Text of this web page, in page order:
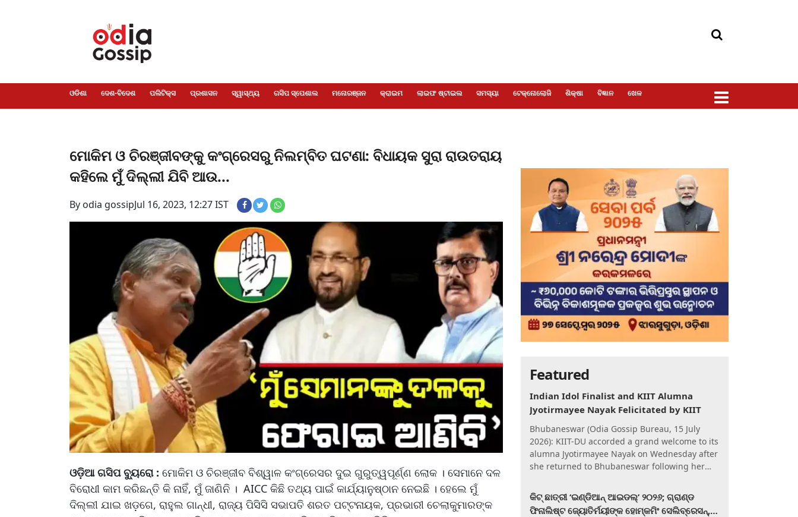
ଓଡିଶା ଦେଶ-ବିଦେଶ ପଲିଟିକ୍ସ ପ୍ରଶାସନ ସ୍ୱାସ୍ଥ୍ୟ ଗସିପ ସ୍ପେଶାଲ ମନୋରଞ୍ଜନ କ୍ରାଇମ ଲାଇଫ ଷ୍ଟାଇଲ ସମସ୍ୟା ଟେକ୍ନୋଲୋଜି ଶିକ୍ଷା ବିଜ୍ଞାନ ଖେଳ
ମୋକିମ ଓ ଚିରଞ୍ଜୀବଙ୍କୁ କଂଗ୍ରେସରୁ ନିଲମ୍ବିତ ଘଟଣା: ବିଧାୟକ ସୁରା ରାଉତରାୟ
କହିଲେ ମୁଁ ଦିଲ୍ଲୀ ଯିବି ଆଉ...
By odia gossipJul 16, 2023, 12:27 IST
ଓଡ଼ିଆ ଗସିପ ବ୍ୟୁରୋ : ମୋକିମ ଓ ଚିରଞ୍ଜୀବ ବିଶ୍ୱାଳ କଂଗ୍ରେସର ଦୁଇ ଗୁରୁତ୍ୱପୂର୍ଣ୍ଣ ଲୋକ । ସେମାନେ ଦଳ
ବିରୋଧୀ କାମ କରିଛନ୍ତି କି ନାହିଁ, ମୁଁ ଜାଣିନି । AICC କିଛି ତଥ୍ୟ ପାଇଁ କାର୍ଯ୍ୟାନୁଷ୍ଠାନ ନେଇଛି । ହେଲେ ମୁଁ
ଦିଲ୍ଲୀ ଯାଇ ଖଡ଼ଗେ, ରାହୁଲ ଗାନ୍ଧୀ, ରାଜ୍ୟ ପିସିସି ସଭାପତି ଶରତ ପଟ୍ଟନାୟକ, ପ୍ରଭାରୀ ଚେଲାକୁମାରଙ୍କ
Featured
Indian Idol Finalist and KIIT Alumna
Jyotirmayee Nayak Felicitated by KIIT
Bhubaneswar (Odia Gossip Bureau, 15 July
2026): KIIT-DU accorded a grand welcome to its
alumna Jyotirmayee Nayak on Wednesday after
she returned to Bhubaneswar following her
କିଟ୍‍ ଛାତ୍ରୀ ‘ଇଣ୍ଡିଆନ୍ ଆଇଡଲ୍‌’ ୨୦୨୬; ଗ୍ରାଣ୍ଡ
ଫିନାଲିଷ୍ଟ ଜ୍ୟୋତିର୍ମୟୀଙ୍କ ହୋମ୍‍କମିଂ ସେଲିବ୍ରେସନ୍‍,